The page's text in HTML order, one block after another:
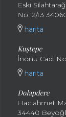
Eski
No: 2/13
harita
Kuştepe
İnönü Cad.
harita
Dolapdere
Hacıahmet
34440